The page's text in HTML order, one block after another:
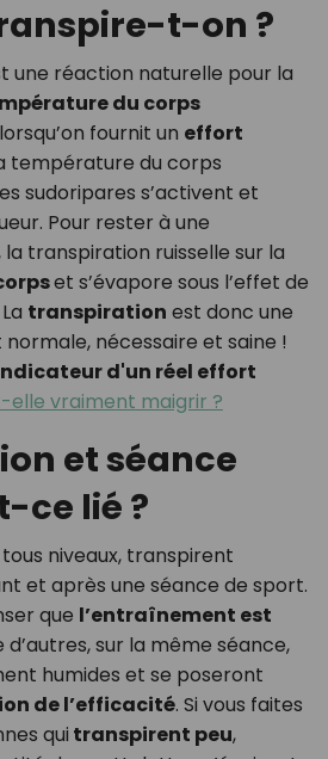
t-on ?
une réaction naturelle pour la
du corps
fournit un effort
température du corps
sudoripares s’activent et
Pour rester à une
transpiration ruisselle sur la
et s’évapore sous l’effet de
transpiration est donc une
nécessaire et saine !
d'un réel effort
elle vraiment maigrir ?
et séance
ce lié ?
niveaux, transpirent
et après une séance de sport.
que l’entraînement est
d’autres, sur la même séance,
humides et se poseront
de l’efficacité. Si vous faites
qui transpirent peu,